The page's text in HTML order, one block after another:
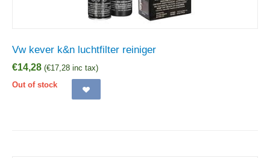
Vw kever k&n luchtfilter reiniger
€14,28 (€17,28 inc tax)
Out of stock